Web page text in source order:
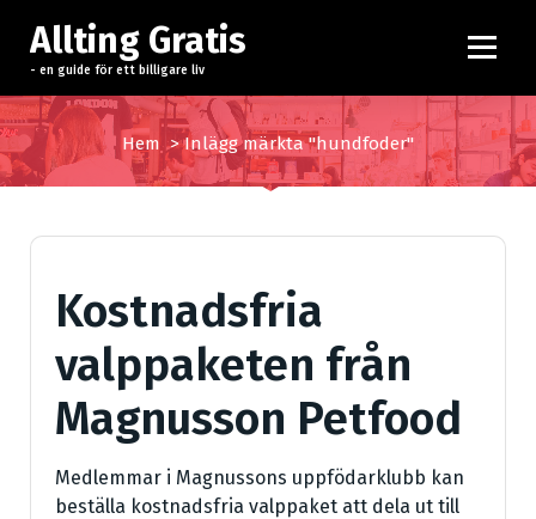
p
a
t
i
Allting Gratis
- en guide för ett billigare liv
Hem >Inlägg märkta "hundfoder"
Kostnadsfria
valppaketen från
Magnusson Petfood
Medlemmar i Magnussons uppfödarklubb kan
beställa kostnadsfria valppaket att dela ut till